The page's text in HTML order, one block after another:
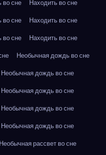
во сне
Находить во сне
во сне
Находить во сне
во сне
Находить во сне
Необычная дождь во сне
Необычная дождь во сне
Необычная дождь во сне
Необычная дождь во сне
Необычная дождь во сне
Необычная рассвет во сне